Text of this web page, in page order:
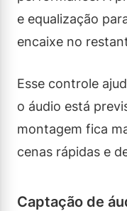
e equalização
encaixe no
Esse controle
o áudio está
montagem fica
cenas rápidas e
Captação de